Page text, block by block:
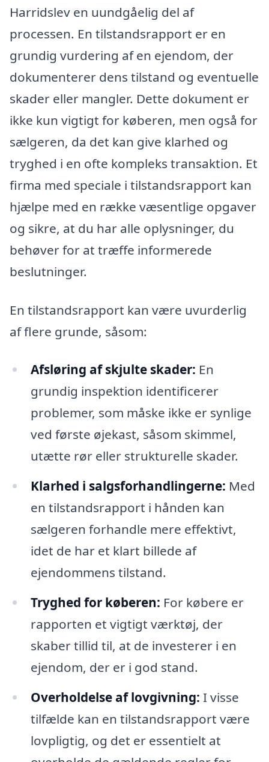
Harridslev en uundgåelig del af
processen. En tilstandsrapport er en
grundig vurdering af en ejendom, der
dokumenterer dens tilstand og eventuelle
skader eller mangler. Dette dokument er
ikke kun vigtigt for køberen, men også for
sælgeren, da det kan give klarhed og
tryghed i en ofte kompleks transaktion. Et
firma med speciale i tilstandsrapport kan
hjælpe med en række væsentlige opgaver
og sikre, at du har alle oplysninger, du
behøver for at træffe informerede
beslutninger.
En tilstandsrapport kan være uvurderlig
af flere grunde, såsom:
Afsløring af skjulte skader: En
grundig inspektion identificerer
problemer, som måske ikke er synlige
ved første øjekast, såsom skimmel,
utætte rør eller strukturelle skader.
Klarhed i salgsforhandlingerne: Med
en tilstandsrapport i hånden kan
sælgeren forhandle mere effektivt,
idet de har et klart billede af
ejendommens tilstand.
Tryghed for køberen: For købere er
rapporten et vigtigt værktøj, der
skaber tillid til, at de investerer i en
ejendom, der er i god stand.
Overholdelse af lovgivning: I visse
tilfælde kan en tilstandsrapport være
lovpligtig, og det er essentielt at